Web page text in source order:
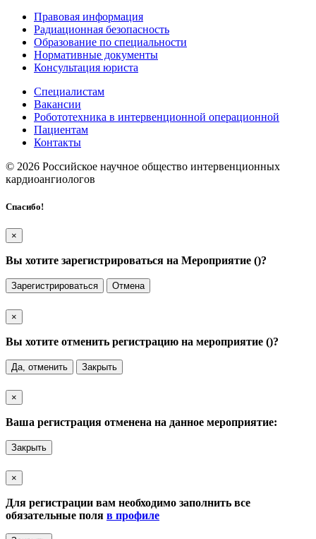
Правовая информация
Радиационная безопасность
Образование по специальности
Нормативные документы
Консультация юриста
Специалистам
Вакансии
Робототехника в интервенционной операционной
Пациентам
Контакты
© 2026 Российское научное общество интервенционных
кардиоангиологов
Спасибо!
×
Вы хотите зарегистрироваться на Мероприятие ()?
Зарегистрироваться Отмена
×
Вы хотите отменить регистрацию на мероприятие ()?
Да, отменить Закрыть
×
Ваша регистрация отменена на данное мероприятие:
Закрыть
×
Для регистрации вам необходимо заполнить все
обязательные поля в профиле